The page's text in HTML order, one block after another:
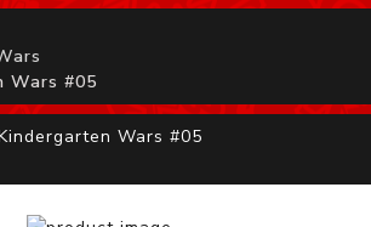
Wars #05
Wars #05